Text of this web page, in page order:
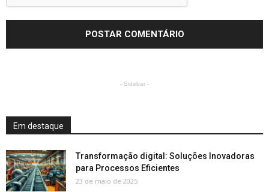
- Sidebar -
Em destaque
Transformação digital: Soluções Inovadoras
para Processos Eficientes
23 de maio de 2025